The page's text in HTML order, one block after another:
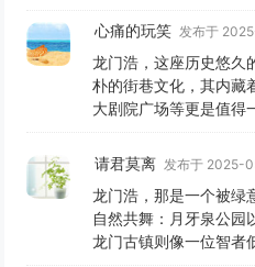
心痛的玩笑 发布于
龙门浩，这座历史悠久
朴的街巷文化，其内藏
大剧院广场等更是值得
请君莫离 发布于 2025-
龙门浩，那是一个被绿
自然共舞：月牙泉公园
龙门古镇则像一位智者